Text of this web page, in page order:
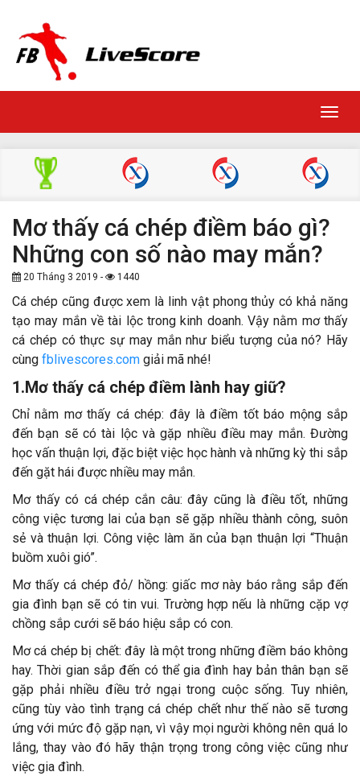
Mơ thấy cá chép điềm báo gì?
Những con số nào may mắn?
20 Tháng 3 2019 - 1440
Cá chép cũng được xem là linh vật phong thủy có khả năng
tạo may mắn về tài lộc trong kinh doanh. Vậy nằm mơ thấy
cá chép có thực sự may mắn như biểu tượng của nó? Hãy
cùng fblivescores.com giải mã nhé!
1.Mơ thấy cá chép điềm lành hay giữ?
Chỉ nằm mơ thấy cá chép: đây là điềm tốt báo mộng sắp
đến bạn sẽ có tài lộc và gặp nhiều điều may mắn. Đường
học vấn thuận lợi, đặc biệt việc học hành và những kỳ thi sắp
đến gặt hái được nhiều may mắn.
Mơ thấy có cá chép cắn câu: đây cũng là điều tốt, những
công việc tương lai của bạn sẽ gặp nhiều thành công, suôn
sẻ và thuận lợi. Công việc làm ăn của bạn thuận lợi “Thuận
buồm xuôi gió”.
Mơ thấy cá chép đỏ/ hồng: giấc mơ này báo rằng sắp đến
gia đình bạn sẽ có tin vui. Trường hợp nếu là những cặp vợ
chồng sắp cưới sẽ báo hiệu sắp có con.
Mơ cá chép bị chết: đây là một trong những điềm báo không
hay. Thời gian sắp đến có thể gia đình hay bản thân bạn sẽ
gặp phải nhiều điều trở ngại trong cuộc sống. Tuy nhiên,
cũng tùy vào tình trạng cá chép chết như thế nào sẽ tương
ứng với mức độ gặp nạn, vì vậy mọi người không nên quá lo
lắng, thay vào đó hãy thận trọng trong công việc cũng như
việc gia đình.